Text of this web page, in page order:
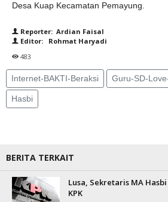
Desa Kuap Kecamatan Pemayung.
Reporter: Ardian Faisal
Editor: Rohmat Haryadi
483
Internet-BAKTI-Beraksi Guru-SD-
Hasbi
BERITA TERKAIT
Lusa, Sekretaris MA
KPK